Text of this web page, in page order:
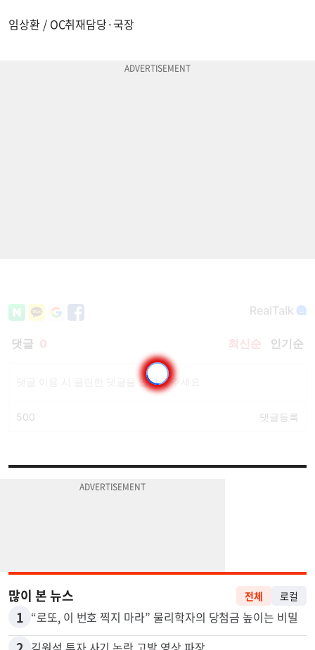
임상환 / OC취재담당·국장
많이 본 뉴스